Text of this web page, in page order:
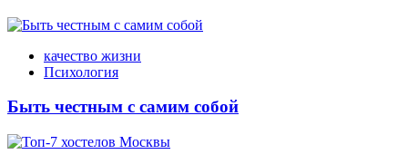
качество жизни
Психология
Быть честным с самим собой